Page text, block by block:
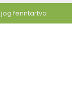
jog fenntartva